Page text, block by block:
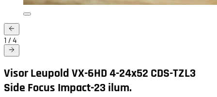
1 / 4
Visor Leupold VX-6HD 4-24x52 CDS-TZL3
Side Focus Impact-23 ilum.